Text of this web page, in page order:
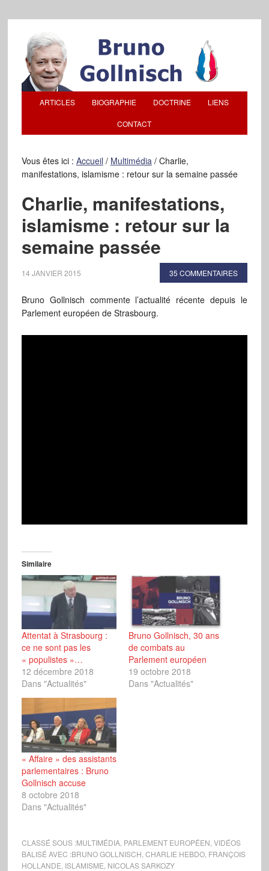
ARTICLES BIOGRAPHIE DOCTRINE LIENS
CONTACT
Vous êtes ici : Accueil / Multimédia /Charlie,
manifestations, islamisme : retour sur la semaine passée
Charlie, manifestations,
islamisme : retour sur la
semaine passée
14 JANVIER 2015 35 COMMENTAIRES
Bruno Gollnisch commente l’actualité récente depuis le
Parlement européen de Strasbourg.
Similaire
Attentat à Strasbourg :
ce ne sont pas les
« populistes »…
12 décembre 2018
Dans "Actualités"
Bruno Gollnisch, 30 ans
de combats au
Parlement européen
19 octobre 2018
Dans "Actualités"
« Affaire » des assistants
parlementaires : Bruno
Gollnisch accuse
8 octobre 2018
Dans "Actualités"
CLASSÉ SOUS :MULTIMÉDIA, PARLEMENT EUROPÉEN VIDÉOS
BALISÉ AVEC :BRUNO GOLLNISCH CHARLIE HEBDO, FRANÇOIS
HOLLANDE ISLAMISME NICOLAS SARKOZY